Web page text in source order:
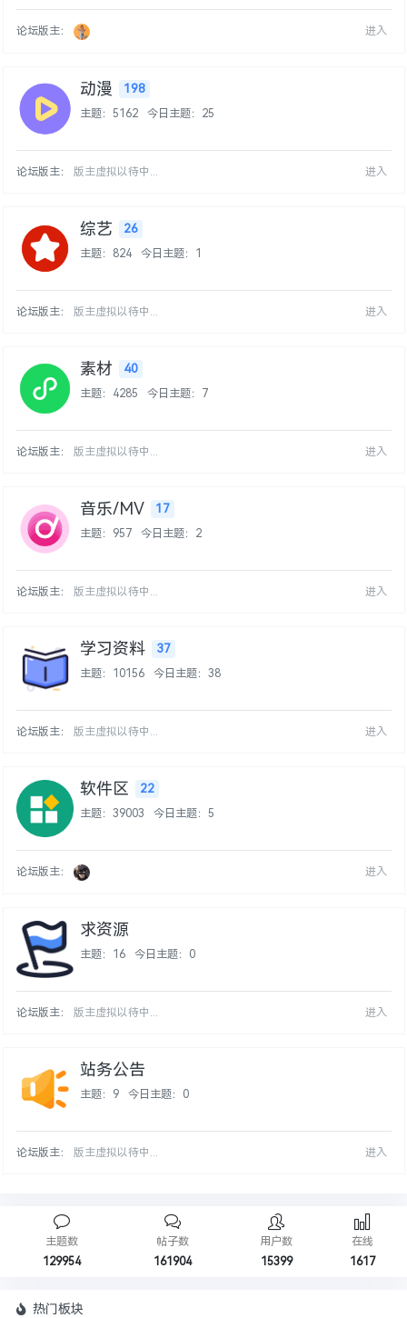
论坛版主： 进入
动漫 198
主题：5162 今日主题：25
论坛版主： 版主虚拟以待中... 进入
综艺 26
主题：824 今日主题：1
论坛版主： 版主虚拟以待中... 进入
素材 40
主题：4285 今日主题：7
论坛版主： 版主虚拟以待中... 进入
音乐/MV 17
主题：957 今日主题：2
论坛版主： 版主虚拟以待中... 进入
学习资料 37
主题：10156 今日主题：38
论坛版主： 版主虚拟以待中... 进入
软件区 22
主题：39003 今日主题：5
论坛版主： 进入
求资源
主题：16 今日主题：0
论坛版主： 版主虚拟以待中... 进入
站务公告
主题：9 今日主题：0
论坛版主： 版主虚拟以待中... 进入
主题数
129954
帖子数
161904
用户数
15399
在线
1617
热门板块